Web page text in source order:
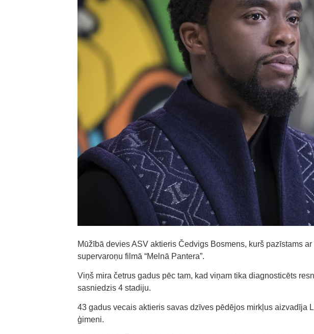
Mūžībā devies ASV aktieris Čedvigs Bosmens, kurš pazīstams
supervaroņu filmā “Melnā Pantera”.
Viņš mira četrus gadus pēc tam, kad viņam tika diagnosticēts
sasniedzis 4 stadiju.
43 gadus vecais aktieris savas dzīves pēdējos mirkļus aizvadīja
ģimeni.